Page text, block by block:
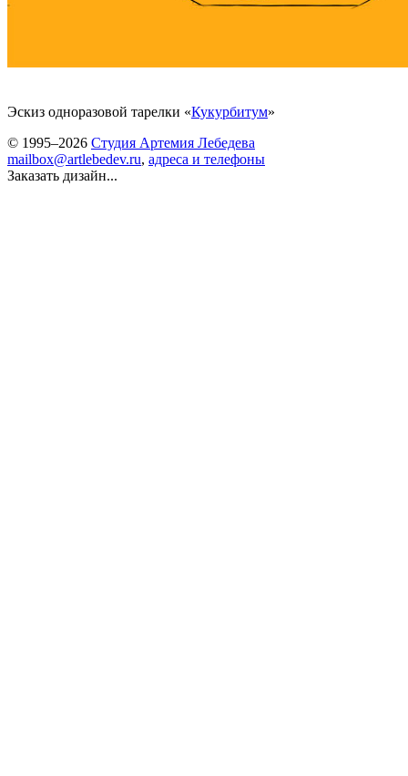
Эскиз одноразовой тарелки «Кукурбитум»
© 1995–2026 Студия Артемия Лебедева
mailbox@artlebedev.ru, адреса и телефоны
Заказать дизайн...